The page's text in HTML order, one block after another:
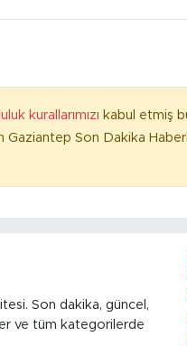
kurallarımızı kabul etmiş
Gaziantep Son Dakika
Son dakika, güncel,
ve tüm kategorilerde